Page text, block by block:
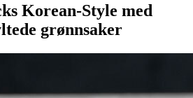
Korean-Style med
grønnsaker